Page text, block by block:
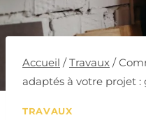
Accueil / Travaux /
adaptés à votre projet
TRAVAUX